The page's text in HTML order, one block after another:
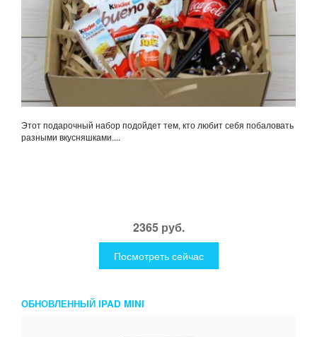
Этот подарочный набор подойдет тем, кто любит себя побаловать
разными вкусняшками....
2365 руб.
Посмотреть сейчас
ОБНОВЛЕННЫЙ IPAD MINI